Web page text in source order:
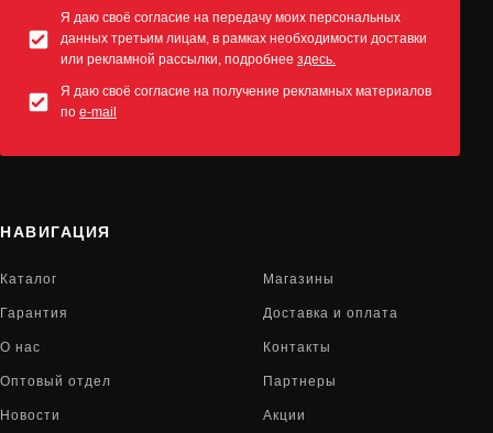
Я даю своё согласие на передачу моих персональных
данных третьим лицам, в рамках необходимости доставки
или рекламной рассылки, подробнее здесь.
Я даю своё согласие на получение рекламных материалов
по e-mail
НАВИГАЦИЯ
Каталог Магазины
Гарантия Доставка и оплата
О нас Контакты
Оптовый отдел Партнеры
Новости Акции